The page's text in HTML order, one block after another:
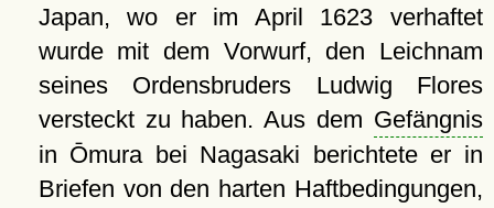
Japan, wo er im April 1623 verhaftet
wurde mit dem Vorwurf, den Leichnam
seines Ordensbruders Ludwig Flores
versteckt zu haben. Aus dem Gefängnis
in Ōmura bei Nagasaki berichtete er in
Briefen von den harten Haftbedingungen,